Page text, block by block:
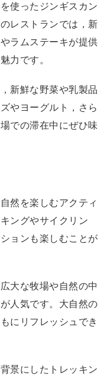
使ったジンギスカン
レストランでは，新
ラムステーキが提供
力です。
新鮮な野菜や乳製品
やヨーグルト，さら
での滞在中にぜひ味
然を楽しむアクティ
ングやサイクリン
ョンも楽しむことが
大な牧場や自然の中
人気です。大自然の
にリフレッシュでき
景にしたトレッキン